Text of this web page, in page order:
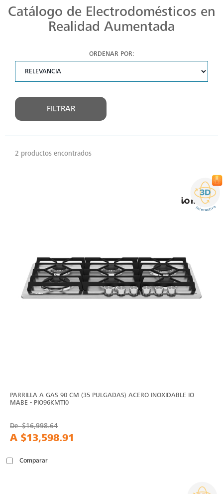
Catálogo de Electrodomésticos en
Realidad Aumentada
ORDENAR POR:
FILTRAR
2 productos encontrados
PARRILLA A GAS 90 CM (35 PULGADAS) ACERO INOXIDABLE IO
MABE - PIO96KMTI0
De$16,998.64
A $13,598.91
Comparar